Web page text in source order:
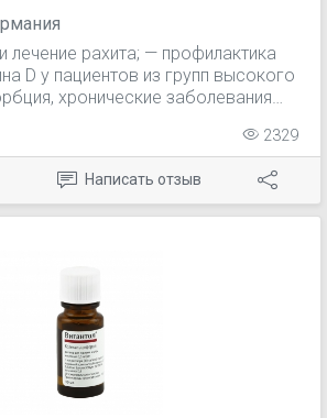
лечение рахита; — профилактика
D у пациентов из групп высокого
хронические заболевания
после резекции желудка и/или
— поддерживающая терапия
генеза); — остеомаляция
минерального обмена у
случае травм, соблюдения диет с
молока и молочных продуктов);
и
2329
Написать отзыв